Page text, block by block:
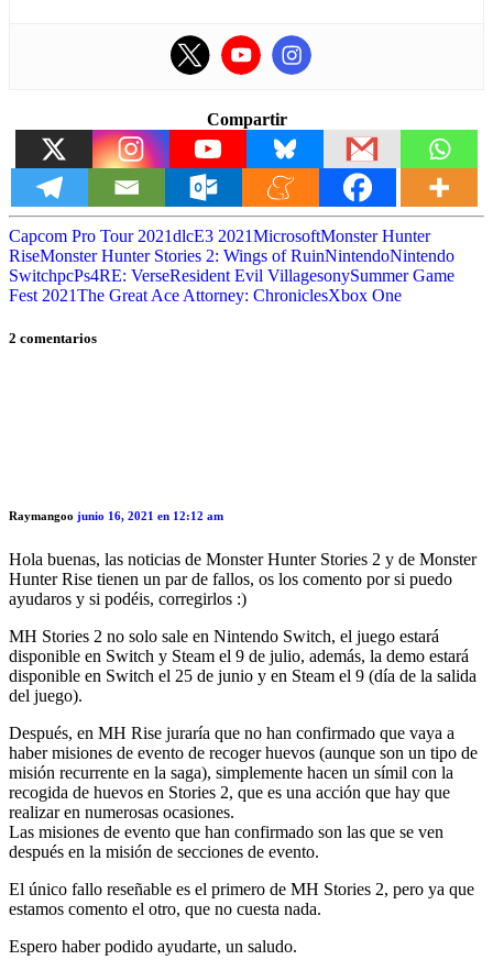
Compartir
Capcom Pro Tour 2021dlcE3 2021MicrosoftMonster Hunter
RiseMonster Hunter Stories 2: Wings of RuinNintendoNintendo
SwitchpcPs4RE: VerseResident Evil VillagesonySummer Game
Fest 2021The Great Ace Attorney: ChroniclesXbox One
2 comentarios
Raymangoo junio 16, 2021 en 12:12 am
Hola buenas, las noticias de Monster Hunter Stories 2 y de Monster
Hunter Rise tienen un par de fallos, os los comento por si puedo
ayudaros y si podéis, corregirlos :)
MH Stories 2 no solo sale en Nintendo Switch, el juego estará
disponible en Switch y Steam el 9 de julio, además, la demo estará
disponible en Switch el 25 de junio y en Steam el 9 (día de la salida
del juego).
Después, en MH Rise juraría que no han confirmado que vaya a
haber misiones de evento de recoger huevos (aunque son un tipo de
misión recurrente en la saga), simplemente hacen un símil con la
recogida de huevos en Stories 2, que es una acción que hay que
realizar en numerosas ocasiones.
Las misiones de evento que han confirmado son las que se ven
después en la misión de secciones de evento.
El único fallo reseñable es el primero de MH Stories 2, pero ya que
estamos comento el otro, que no cuesta nada.
Espero haber podido ayudarte, un saludo.